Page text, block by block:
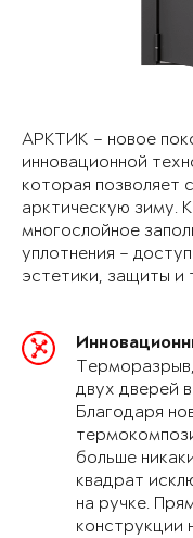
АРКТИК – новое
инновационной
которая позволяет
арктическую зиму.
многослойное
уплотнения –
эстетики, защиты и
двух дверей
Благодаря
больше
квадрат
на ручке.
конструкции